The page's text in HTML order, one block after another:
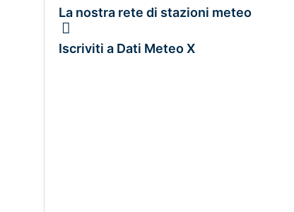
La nostra rete di stazioni meteo
Iscriviti a Dati Meteo X